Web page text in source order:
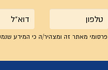
מאתר זה ומצהיר/ה כי המידע